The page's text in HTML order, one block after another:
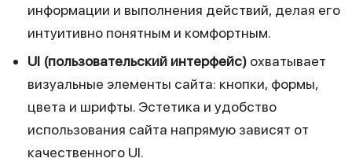
информации и выполнения действий, делая его
интуитивно понятным и комфортным.
UI (пользовательский интерфейс) охватывает
визуальные элементы сайта: кнопки, формы,
цвета и шрифты. Эстетика и удобство
использования сайта напрямую зависят от
качественного UI.